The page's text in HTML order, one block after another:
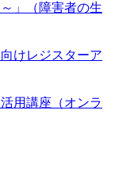
」（障害者の生
けレジスターア
用講座（オンラ